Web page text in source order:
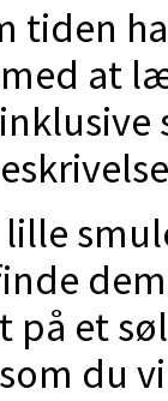
tiden
at
lille
på et
du